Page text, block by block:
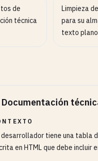
de
técnica
Limpieza
para su
texto
Documentación
desarrollador tiene una tabla
en HTML que debe incluir